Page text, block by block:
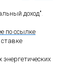
доход".
по ссылке